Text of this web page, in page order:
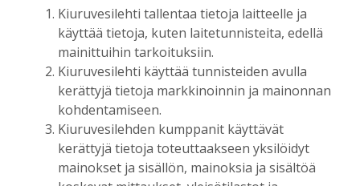
Jouko Kokkonen 31.7.2026 12:00
Perinteiset Eloajelut järjestetään ensi
viikolla – luvassa on jälleen monipuolista
ohjelmaa
Tilaajille
Aku Laatikainen
Äiti ja tytär kirjoittavat sodasta ja
siirtolaisuudesta – kirjojen päähenkilöt ja
toinen kirjoittaja ovat kotoisin
Kiuruvesilehti tallentaa tietoja laitteelle ja
käyttää tietoja, kuten laitetunnisteita, edellä
mainittuihin tarkoituksiin.
Kiuruvesilehti käyttää tunnisteiden avulla
kerättyjä tietoja markkinoinnin ja mainonnan
kohdentamiseen.
Kiuruvesilehden kumppanit käyttävät
kerättyjä tietoja toteuttaakseen yksilöidyt
mainokset ja sisällön, mainoksia ja sisältöä